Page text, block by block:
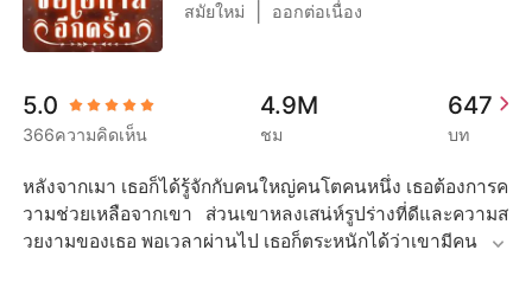
ออกจากระบบ
ดาวน์โหลดแอป
โรแมนติก
มหาเศรษฐี
สมัยใหม่ ออกต่อเนื่อง
5.0
366ความคิดเห็น
4.9M
ชม
647
บท
หลังจากเมา เธอก็ได้รู้จักกับคนใหญ่คนโตคนหนึ่ง เธอต้องการค
วามช่วยเหลือจากเขา ส่วนเขาหลงเสน่ห์รูปร่างที่ดีและความส
วยงามของเธอ พอเวลาผ่านไป เธอก็ตระหนักได้ว่าเขามีคนอยู่ใ